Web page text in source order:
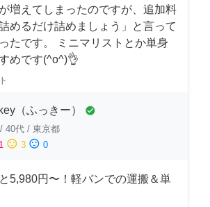
増えてしまったのですが、追加料
めるだけ詰めましょう」と言って
たです。 ミニマリストとか単身
めです(^o^)👌
（ふっきー） check_circle
/ 40代 / 東京都
sentiment_neutral 3 sentiment_dissatisfied 0
円〜！軽バンでの運搬＆単